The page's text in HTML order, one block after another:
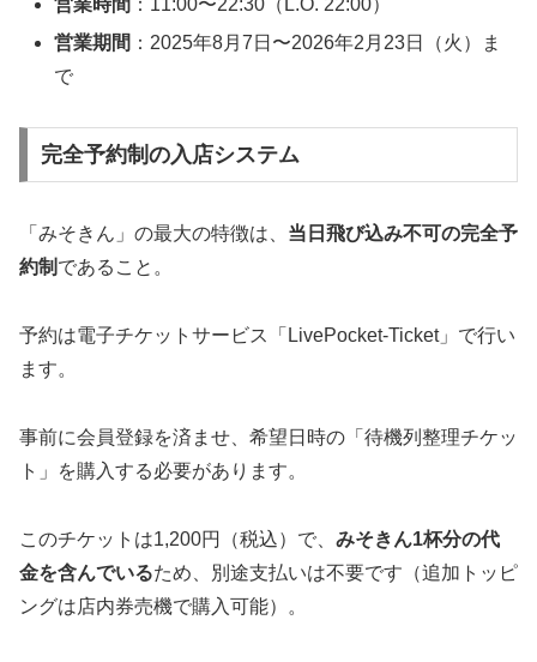
営業時間 ：11:00〜22:30（L.O. 22:00）
営業期間 ：2025年8月7日〜2026年2月23日（火）ま
で
完全予約制の入店システム
「みそきん」の最大の特徴は、 当日飛び込み不可の完全予
約制 であること。
予約は電子チケットサービス「LivePocket-Ticket」で行い
ます。
事前に会員登録を済ませ、希望日時の「待機列整理チケッ
ト」を購入する必要があります。
このチケットは1,200円（税込）で、 みそきん1杯分の代
金を含んでいるため、別途支払いは不要です（追加トッピ
ングは店内券売機で購入可能）。